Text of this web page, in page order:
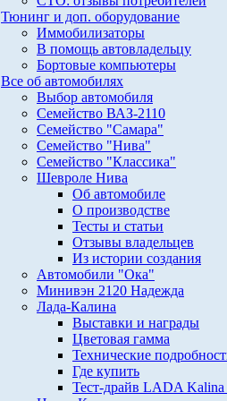
Тюнинг и доп. оборудование
Иммобилизаторы
В помощь автовладельцу
Бортовые компьютеры
Все об автомобилях
Выбор автомобиля
Семейство ВАЗ-2110
Семейство "Самара"
Семейство "Нива"
Семейство "Классика"
Шевроле Нива
Об автомобиле
О производстве
Тесты и статьи
Отзывы владельцев
Из истории создания
Автомобили "Ока"
Минивэн 2120 Надежда
Лада-Калина
Выставки и награды
Цветовая гамма
Технические
Где купить
Тест-драйв LADA Kalina